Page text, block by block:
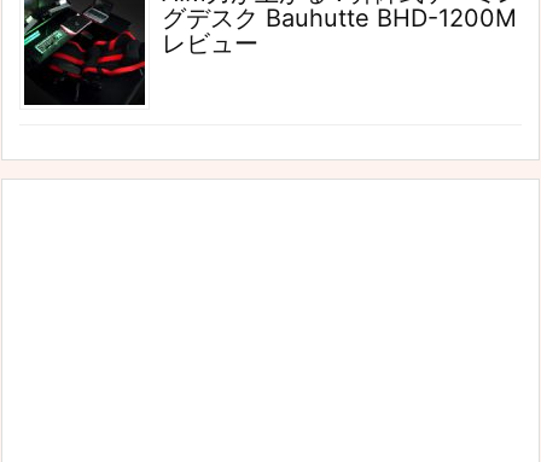
グデスク Bauhutte BHD-1200M
レビュー